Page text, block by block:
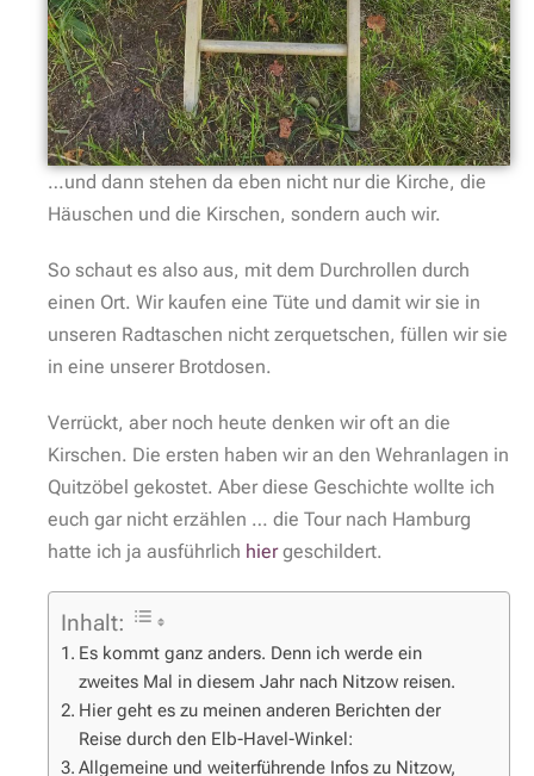
…und dann stehen da eben nicht nur die Kirche, die
Häuschen und die Kirschen, sondern auch wir.
So schaut es also aus, mit dem Durchrollen durch
einen Ort. Wir kaufen eine Tüte und damit wir sie in
unseren Radtaschen nicht zerquetschen, füllen wir sie
in eine unserer Brotdosen.
Verrückt, aber noch heute denken wir oft an die
Kirschen. Die ersten haben wir an den Wehranlagen in
Quitzöbel gekostet. Aber diese Geschichte wollte ich
euch gar nicht erzählen … die Tour nach Hamburg
hatte ich ja ausführlich hiergeschildert.
Inhalt:
Es kommt ganz anders. Denn ich werde ein
zweites Mal in diesem Jahr nach Nitzow reisen.
Hier geht es zu meinen anderen Berichten der
Reise durch den Elb-Havel-Winkel:
Allgemeine und weiterführende Infos zu Nitzow,